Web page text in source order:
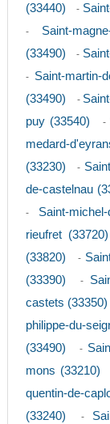
(33440)
-
- Saint-
(33490)
-
- Saint-martin-
(33490)
-
puy (33540)
-
medard-
(33230)
-
de-castelnau
- Saint-
rieufret (33720)
(33820)
-
(33390)
-
castets (33350)
philippe-du-
(33490)
-
mons (33210)
quentin-de-
(33240)
-